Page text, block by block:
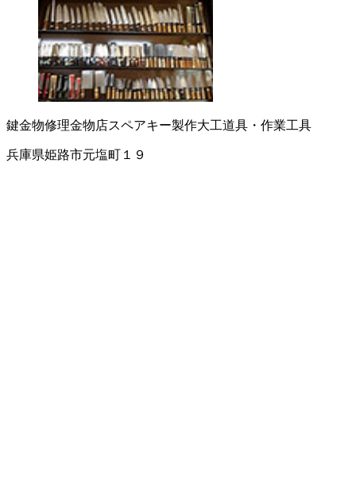
鍵金物修理金物店スペアキー製作大工道具・作業工具
兵庫県姫路市元塩町１９